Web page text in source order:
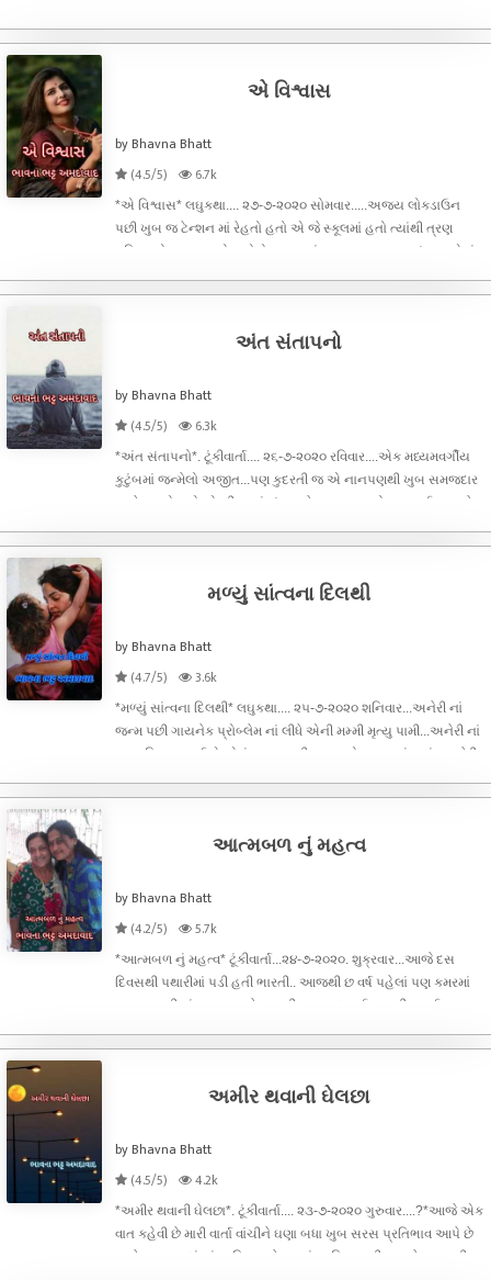
લતા બેન નાં પતિદે
એ વિશ્વાસ
by Bhavna Bhatt
(4.5/5)
6.7k
*એ વિશ્વાસ* લઘુકથા.... ૨૭-૭-૨૦૨૦ સોમવાર.....અજય લોકડાઉન
પછી ખુબ જ ટેન્શન માં ‌રેહતો હતો એ જે સ્કૂલમાં હતો ત્યાંથી ત્રણ
મહિના નો પગાર થાયો નહોતો..પલક નાં ‌પગાર પર ઘર ચાલતું ‌હતુ એમાં
શાંતિ હતી પ
અંત સંતાપનો
by Bhavna Bhatt
(4.5/5)
6.3k
*અંત સંતાપનો*. ટૂંકીવાર્તા.... ૨૬-૭-૨૦૨૦ રવિવાર....એક મધ્યમવર્ગીય
કુટુંબમાં જન્મેલો અજીત...પણ કુદરતી જ એ નાનપણથી ખુબ સમજદાર
અને ડાહ્યો હતો એ બીજાનાં સંતાપ ને સમજી શકતો...માતા ઈલા અને
મકાન હ
મળ્યું સાંત્વના દિલથી
by Bhavna Bhatt
(4.7/5)
3.6k
*મળ્યું સાંત્વના દિલથી* લઘુકથા.... ૨૫-૭-૨૦૨૦ શનિવાર...અનેરી નાં
જન્મ પછી ગાયનેક પ્રોબ્લેમ નાં લીધે એની મમ્મી મૃત્યુ પામી...અનેરી નાં
પપ્પા વિજય ભાઈએ એનું ધ્યાન રાખી પાલન પોષણ કરતાં હતાં.. અનેરી
જા
આત્મબળ નું મહત્વ
by Bhavna Bhatt
(4.2/5)
5.7k
*આત્મબળ નું મહત્વ* ટૂંકીવાર્તા...૨૪-૭-૨૦૨૦. શુક્રવાર...આજે દસ
દિવસથી પથારીમાં પડી હતી ભારતી.. આજથી છ વર્ષ પહેલાં પણ કમરમાં
મણકા, ગાદી માં જગ્યા અને સાયટીકા નસ દબાઈ જવાથી સ્પાઈન
પણ ત્યારે દિકર
અમીર થવાની ઘેલછા
by Bhavna Bhatt
(4.5/5)
4.2k
*અમીર થવાની ઘેલછા*. ટૂંકીવાર્તા.... ૨૩-૭-૨૦૨૦ ગુરુવાર....?*આજે એક
વાત કહેવી છે મારી વાર્તા વાંચીને ઘણા બધા ખુબ સરસ પ્રતિભાવ આપે છે
અને તમારા બધાં નાં અવિરતપણે મળતાં પ્રતિસાદ થી જ મને લખવાની